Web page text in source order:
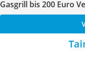
Gasgrill bis 200 Euro